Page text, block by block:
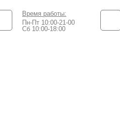
Время работы:
Пн-Пт 10:00-21-00
Сб 10:00-18:00​